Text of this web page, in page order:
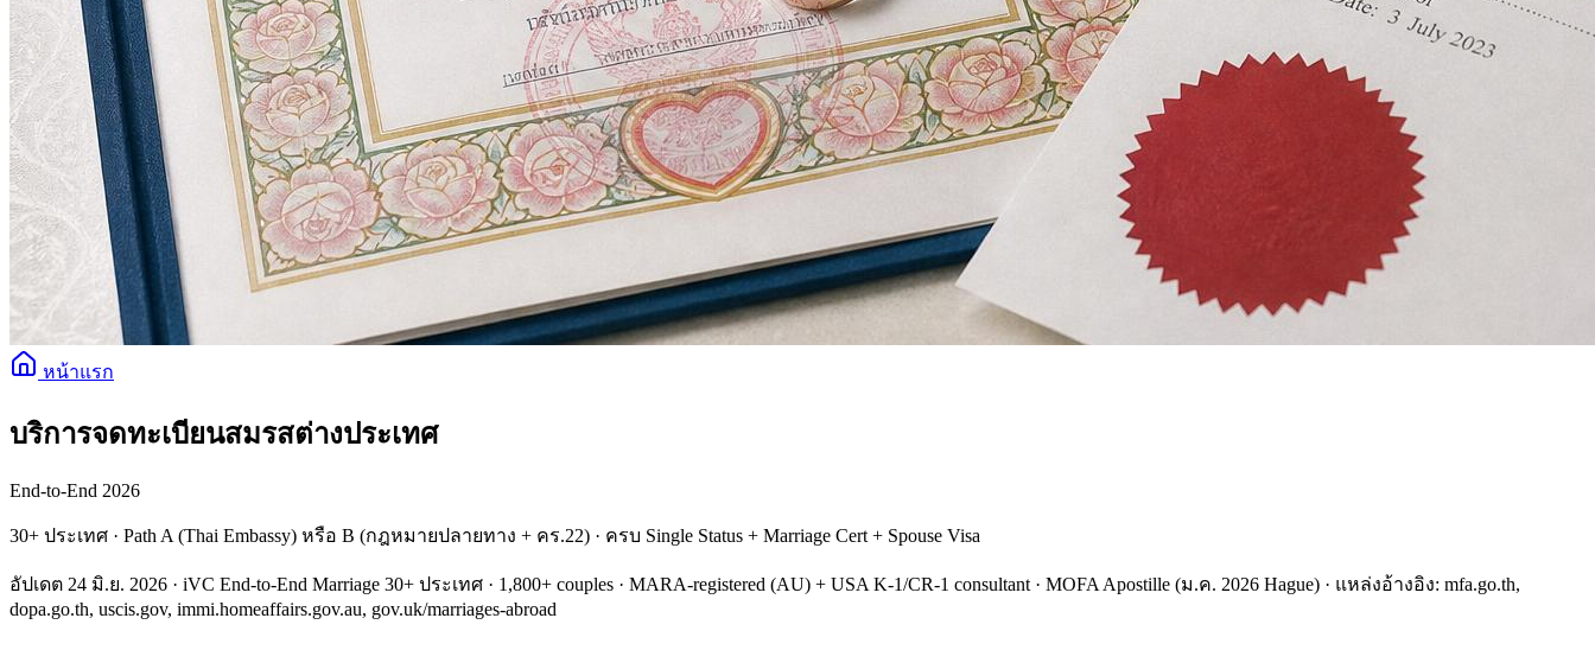
หน้าแรก
บริการจดทะเบียนสมรสต่างประเทศ
End-to-End 2026
30+ ประเทศ · Path A (Thai Embassy) หรือ B (กฎหมายปลายทาง + คร.22) · ครบ Single Status + Marriage Cert + Spouse Visa
อัปเดต 24 มิ.ย. 2026 · iVC End-to-End Marriage 30+ ประเทศ · 1,800+ couples · MARA-registered (AU) + USA K-1/CR-1 consultant · MOFA Apostille (ม.ค. 2026 Hague) · แหล่งอ้างอิง: mfa.go.th,
dopa.go.th, uscis.gov, immi.homeaffairs.gov.au, gov.uk/marriages-abroad